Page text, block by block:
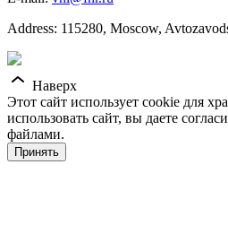
Address: 115280, Moscow,
Наверх
Этот сайт использует cookie для
использовать сайт, вы даете
файлами.
Принять